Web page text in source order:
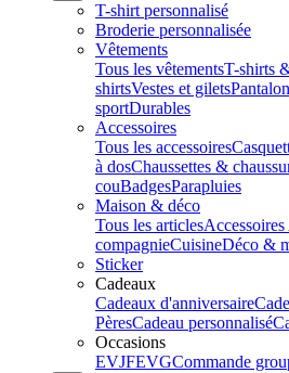
T-shirt personnalisé
Broderie personnalisée
Vêtements
Tous les vêtementsT-shirts
shirtsVestes et gilets
sportDurables
Accessoires
Tous les accessoires
à dosChaussettes &
couBadgesParapluies
Maison & déco
Tous les articles
compagnieCuisineDéco &
Sticker
Cadeaux
Cadeaux d'anniversaire
PèresCadeau personnalisé
Occasions
EVJFEVGCommande